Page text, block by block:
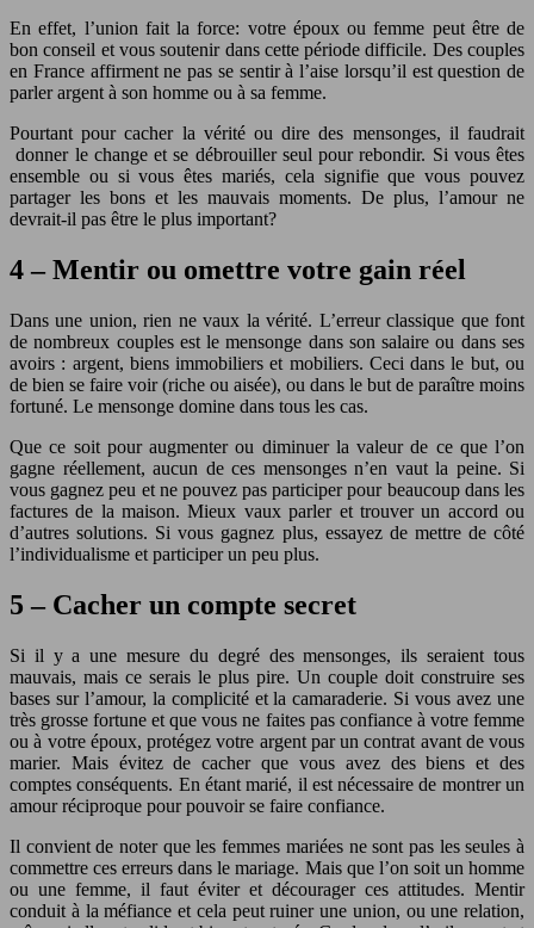
En effet, l’union fait la force: votre époux ou femme peut être de
bon conseil et vous soutenir dans cette période difficile. Des couples
en France affirment ne pas se sentir à l’aise lorsqu’il est question de
parler argent à son homme ou à sa femme.
Pourtant pour cacher la vérité ou dire des mensonges, il faudrait
donner le change et se débrouiller seul pour rebondir. Si vous êtes
ensemble ou si vous êtes mariés, cela signifie que vous pouvez
partager les bons et les mauvais moments. De plus, l’amour ne
devrait-il pas être le plus important?
4 – Mentir ou omettre votre gain réel
Dans une union, rien ne vaux la vérité. L’erreur classique que font
de nombreux couples est le mensonge dans son salaire ou dans ses
avoirs : argent, biens immobiliers et mobiliers. Ceci dans le but, ou
de bien se faire voir (riche ou aisée), ou dans le but de paraître moins
fortuné. Le mensonge domine dans tous les cas.
Que ce soit pour augmenter ou diminuer la valeur de ce que l’on
gagne réellement, aucun de ces mensonges n’en vaut la peine. Si
vous gagnez peu et ne pouvez pas participer pour beaucoup dans les
factures de la maison. Mieux vaux parler et trouver un accord ou
d’autres solutions. Si vous gagnez plus, essayez de mettre de côté
l’individualisme et participer un peu plus.
5 – Cacher un compte secret
Si il y a une mesure du degré des mensonges, ils seraient tous
mauvais, mais ce serais le plus pire. Un couple doit construire ses
bases sur l’amour, la complicité et la camaraderie. Si vous avez une
très grosse fortune et que vous ne faites pas confiance à votre femme
ou à votre époux, protégez votre argent par un contrat avant de vous
marier. Mais évitez de cacher que vous avez des biens et des
comptes conséquents. En étant marié, il est nécessaire de montrer un
amour réciproque pour pouvoir se faire confiance.
Il convient de noter que les femmes mariées ne sont pas les seules à
commettre ces erreurs dans le mariage. Mais que l’on soit un homme
ou une femme, il faut éviter et décourager ces attitudes. Mentir
conduit à la méfiance et cela peut ruiner une union, ou une relation,